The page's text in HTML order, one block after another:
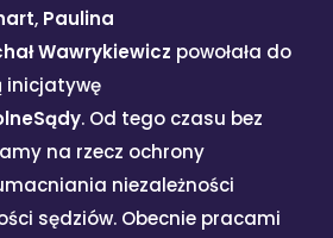
, Paulina
Wawrykiewicz powołała do
inicjatywę
. Od tego czasu bez
na rzecz ochrony
niezależności
sędziów. Obecnie pracami